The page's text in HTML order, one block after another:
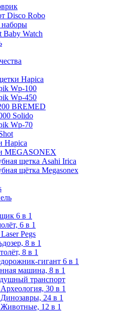
Disco Robo
наборы
Baby Watch
Hapica
Wp-100
Wp-450
BREMED
Solido
Wp-70
Hapica
MEGASONEX
щетка Asahi Irica
щётка Megasonex
6 в 1
6 в 1
Pegs
8 в 1
8 в 1
гигант 6 в 1
машина, 8 в 1
транспорт
30 в 1
24 в 1
12 в 1